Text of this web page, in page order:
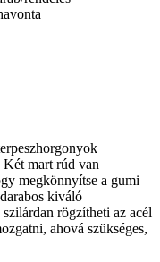
Két mart rúd van
megkönnyítse a gumi
kiváló
szilárdan rögzítheti az acél
ahová szükséges,